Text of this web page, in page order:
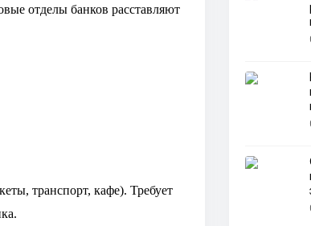
отделы банков расставляют
транспорт, кафе). Требует